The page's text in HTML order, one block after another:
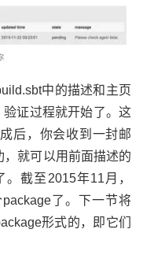
中的描述和主页
证过程就开始了。这
后，你会收到一封邮
就可以用前面描述的
截至2015年11月，
了。下一节将
形式的，即它们